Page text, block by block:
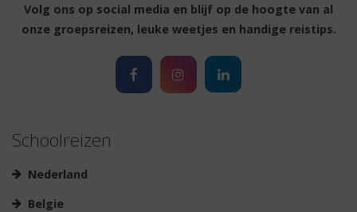
Volg ons op social media en blijf op de hoogte van al
onze groepsreizen, leuke weetjes en handige reistips.
Schoolreizen
Nederland
Belgie